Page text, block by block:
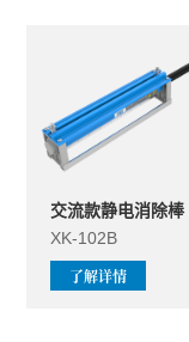
交流款静电消除棒
XK-102B
了解详情